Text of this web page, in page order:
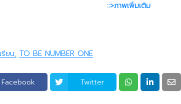
::>ภาพเพิ่มเติม
ยน TO BE NUMBER ONE
Facebook Twitter